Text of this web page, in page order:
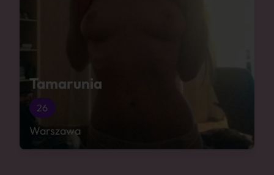
Tamarunia
26
Warszawa